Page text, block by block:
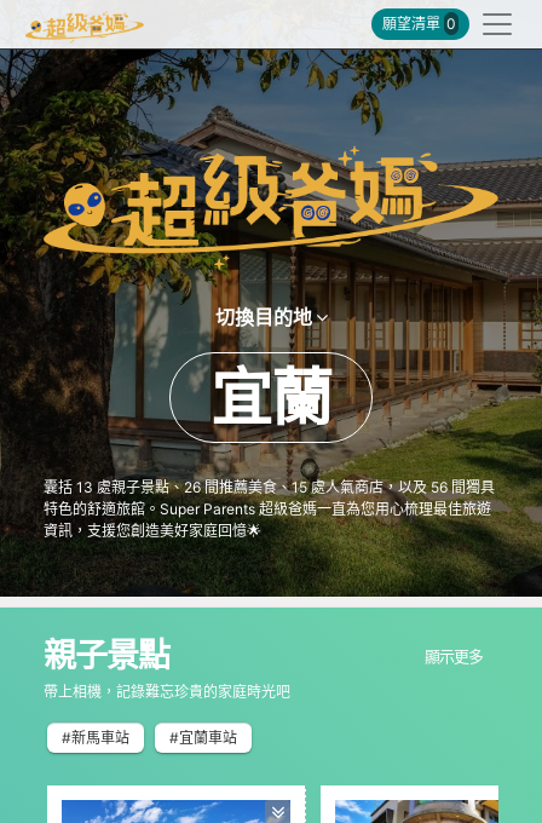
願望清單 0
切換目的地
宜蘭
囊括 13 處親子景點、26 間推薦美食、15 處人氣商店，以及 56 間獨具
特色的舒適旅館。Super Parents 超級爸媽一直為您用心梳理最佳旅遊
資訊，支援您創造美好家庭回憶🌟
親子景點 顯示更多
帶上相機，記錄難忘珍貴的家庭時光吧
#新馬車站 #宜蘭車站